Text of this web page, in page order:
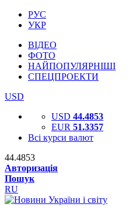
РУС
УКР
ВІДЕО
ФОТО
НАЙПОПУЛЯРНІШІ
СПЕЦПРОЕКТИ
USD
USD 44.4853
EUR 51.3357
Всі курси валют
44.4853
Авторизація
Пошук
RU